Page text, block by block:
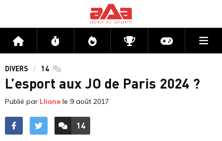
Accueil Flux Directs CompétitionsActu jeux
DIVERS 14 commentaires
L’esport aux JO de Paris 2024 ?
Publié par Lliane le 9 août 2017
ACCÉDER AUX
14
COMMENTAIRES